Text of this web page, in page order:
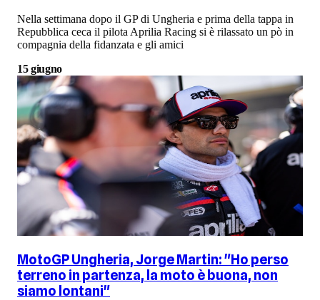
Nella settimana dopo il GP di Ungheria e prima della tappa in
Repubblica ceca il pilota Aprilia Racing si è rilassato un pò in
compagnia della fidanzata e gli amici
15 giugno
MotoGP Ungheria, Jorge Martin: "Ho perso
terreno in partenza, la moto è buona, non
siamo lontani"